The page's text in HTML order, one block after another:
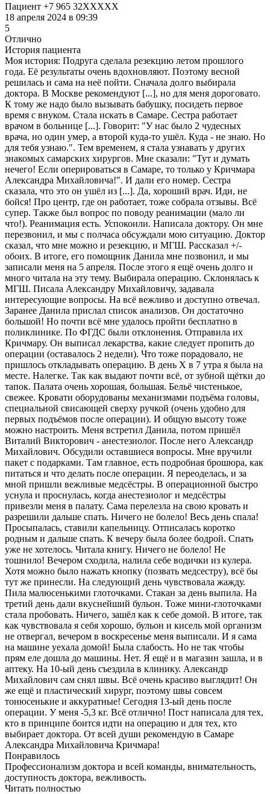
Пациент +7 965 32XXXXX
18 апреля 2024 в 09:39
5
Отлично
История пациента
Моя история: Подруга сделала резекцию летом прошлого
года. Её результаты очень вдохновляют. Поэтому весной
решилась и сама на неё пойти. Сначала долго выбирала
доктора. В Москве рекомендуют [...], но для меня дороговато.
К тому же надо было вызывать бабушку, посидеть первое
время с внуком. Стала искать в Самаре. Сестра работает
врачом в больнице [...]. Говорит: "У нас было 2 чудесных
врача, но один умер, а второй куда-то ушёл. Куда - не знаю. Но
для тебя узнаю.". Тем временем, я стала узнавать у других
знакомых самарских хирургов. Мне сказали: "Тут и думать
нечего! Если оперироваться в Самаре, то только у Кричмара
Александра Михайловича!". И дали его номер. Сестра
сказала, что это он ушёл из [...]. Да, хороший врач. Иди, не
бойся! Про центр, где он работает, тоже собрала отзывы. Всё
супер. Также был вопрос по поводу реанимации (мало ли
что!). Реанимация есть. Успокоили. Написала доктору. Он мне
перезвонил, и мы с полчаса обсуждали мою ситуацию. Доктор
сказал, что мне можно и резекцию, и МГШ. Рассказал +/-
обоих. В итоге, его помощник Данила мне позвонил, и мы
записали меня на 5 апреля. После этого я ещё очень долго и
много читала на эту тему. Выбирала операцию. Склонялась к
МГШ. Писала Александру Михайловичу, задавала
интересующие вопросы. На всё вежливо и доступно отвечал.
Заранее Данила прислал список анализов​. Он достаточно
большой! Но почти всё мне удалось пройти бесплатно в
поликлинике. По ФГДС​ были отклонения. Отправила их
Кричмару. Он выписал лекарства, какие следует пропить до
операции (оставалось 2 недели). Что тоже порадовало, не
пришлось откладывать операцию. В день Х в 7 утра я была на
месте. Налегке. Так как выдают почти всё, от зубной щётки до
тапок. Палата очень хорошая, большая. Бельё чистенькое,
свежее. Кровати оборудованы механизмами подъёма головы,
специальной свисающей сверху ручкой (очень удобно для
первых подъёмов после операции). И общую высоту тоже
можно настроить. Меня встретил Данила, потом пришёл
Виталий Викторович - анестезиолог. После него Александр
Михайлович. Обсудили оставшиеся вопросы. Мне вручили
пакет с подарками. Там главное, есть подробная брошюра, как
питаться и что делать после операции. Я переоделась, и за
мной пришли вежливые медсёстры. В операционной быстро
уснула и проснулась, когда анестезиолог и медсёстры
привезли меня в палату. Сама перелезла на свою кровать и
разрешили дальше спать. Ничего не болело! Весь день спала!
Просыпалась, ставили капельницу​. Отписалась коротко
родным и дальше спать. К вечеру была более бодрой. Спать
уже не хотелось. Читала книгу. Ничего не болело! Не
тошнило! Вечером сходила, налила себе водички из кулера.
Хотя можно было нажать кнопку (позвать медсестру), всё бы
тут же принесли. На следующий день чувствовала жажду.
Пила малюсенькими глоточками. Стакан за день выпила. На
третий день дали вкуснейший бульон. Тоже мини-глоточками
стала пробовать. Ничего, зашёл как к себе домой. В итоге, так
как чувствовала я себя хорошо, бульон и кисель мой организм
не отвергал, вечером в воскресенье меня выписали. И я сама
на машине уехала домой! Была слабость. Но не так чтобы
прям еле дошла до машины. Нет. Я ещё и в магазин зашла, и в
аптеку. На 10-ый день съездила в клинику. Александр
Михайлович сам снял швы. Всё очень красиво выглядит! Он
же ещё и пластический хирург, поэтому швы совсем
тонюсенькие и аккуратные! Сегодня 13-ый день после
операции. У меня -5,3 кг. Всё отлично! Пост написала для тех,
кто в принципе боится идти на операцию и для тех, кто
выбирает доктора. От всей души рекомендую в Самаре
Александра Михайловича Кричмара!
Понравилось
Профессионализм доктора и всей команды, внимательность,
доступность доктора, вежливость.
Читать полностью